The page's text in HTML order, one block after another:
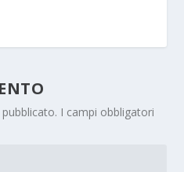
I campi obbligatori